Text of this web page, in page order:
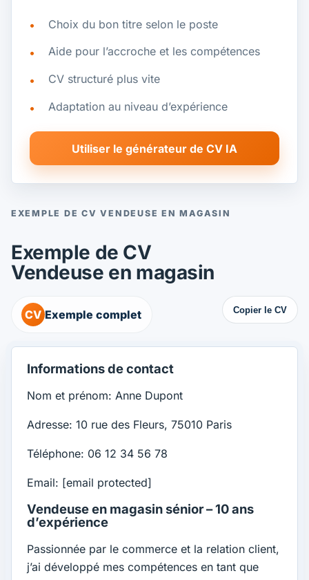
EXEMPLE DE CV VENDEUSE EN MAGASIN
Exemple de CV
Vendeuse en magasin
CV Exemple complet Copier le CV
Informations de contact
Nom et prénom: Anne Dupont
Adresse: 10 rue des Fleurs, 75010 Paris
Téléphone: 06 12 34 56 78
Email: [email protected]
Vendeuse en magasin sénior – 10 ans
d’expérience
Passionnée par le commerce et la relation client,
j’ai développé mes compétences en tant que
Choix du bon titre selon le poste
Aide pour l’accroche et les compétences
CV structuré plus vite
Adaptation au niveau d’expérience
Utiliser le générateur de CV IA